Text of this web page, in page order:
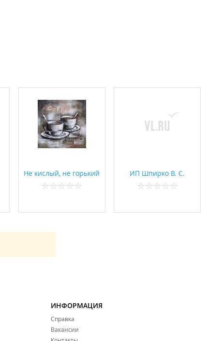
Не кислый, не горький ИП Шпирко В. С.
ИНФОРМАЦИЯ
Справка
Вакансии